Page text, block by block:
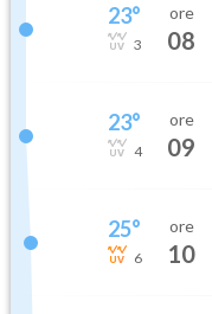
23°
3
ore
08
23°
4
ore
09
25°
6
ore
10